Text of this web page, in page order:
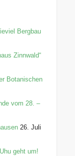
Bergbau
Zinnwald“
Botanischen
vom 28. –
26. Juli
geht um!